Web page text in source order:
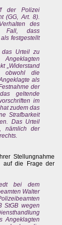
der Polizei
(GG, Art. 8).
des
Fall, dass
festgestellt
das Urteil zu
„Widerstand
obwohl die
als
der
geltende
im
zudem das
Strafbarkeit
Das Urteil
nämlich der
Stellungnahme
auf die Frage der
bei dem
Walter
StGB wegen
Angeklagten